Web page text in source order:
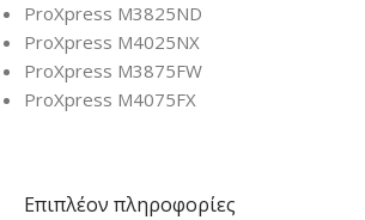
ProXpress M3825ND
ProXpress M4025NX
ProXpress M3875FW
ProXpress M4075FX
Επιπλέον πληροφορίες